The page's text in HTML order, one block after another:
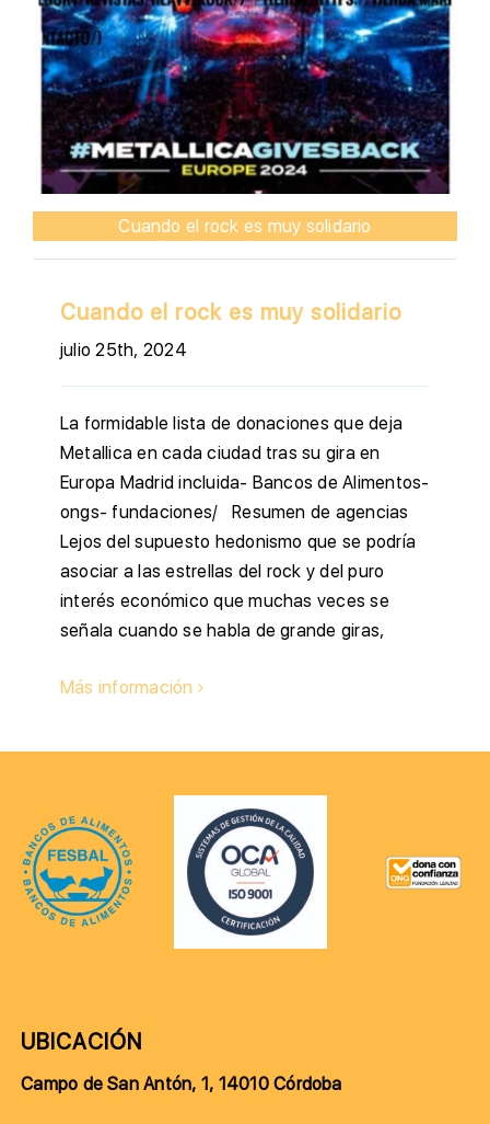
Cuando el rock es muy solidario
Cuando el rock es muy solidario
julio 25th, 2024
La formidable lista de donaciones que deja
Metallica en cada ciudad tras su gira en
Europa Madrid incluida- Bancos de Alimentos-
ongs- fundaciones/ Resumen de agencias
Lejos del supuesto hedonismo que se podría
asociar a las estrellas del rock y del puro
interés económico que muchas veces se
señala cuando se habla de grande giras,
Más información
UBICACIÓN
Campo de San Antón, 1, 14010 Córdoba